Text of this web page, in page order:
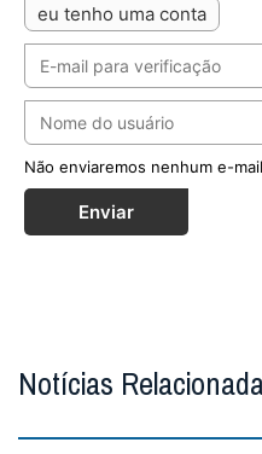
eu tenho uma conta
Não enviaremos nenhum e-
Enviar
Notícias